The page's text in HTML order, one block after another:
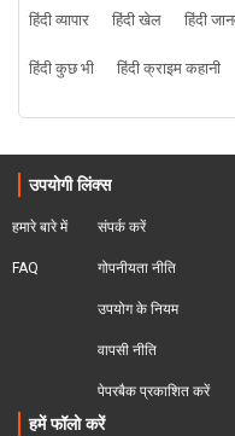
हिंदी व्यापार
हिंदी खेल हिंदी
हिंदी कुछ भी
हिंदी क्राइम कहानी
उपयोगी लिंक्स
हमारे बारे में
FAQ
संपर्क करें
गोपनीयता नीति
उपयोग के नियम
वापसी नीति
पेपरबैक प्रकाशित करें
हमें फॉलो करें